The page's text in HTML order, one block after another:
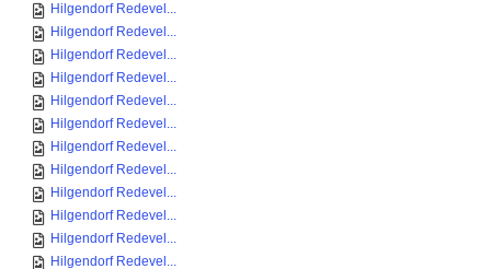
Hilgendorf Redevel...
Hilgendorf Redevel...
Hilgendorf Redevel...
Hilgendorf Redevel...
Hilgendorf Redevel...
Hilgendorf Redevel...
Hilgendorf Redevel...
Hilgendorf Redevel...
Hilgendorf Redevel...
Hilgendorf Redevel...
Hilgendorf Redevel...
Hilgendorf Redevel...